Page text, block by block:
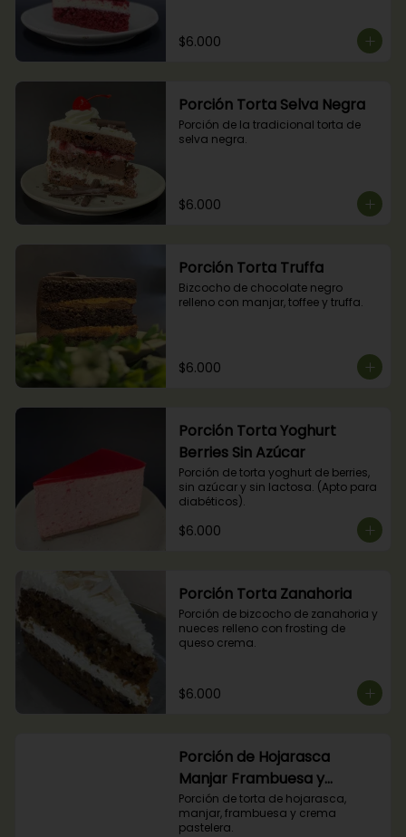
$6.000
Porción Torta Selva Negra
Porción de la tradicional torta de
selva negra.
$6.000
Porción Torta Truffa
Bizcocho de chocolate negro
relleno con manjar, toffee y truffa.
$6.000
Porción Torta Yoghurt
Berries Sin Azúcar
Porción de torta yoghurt de berries,
sin azúcar y sin lactosa. (Apto para
diabéticos).
$6.000
Porción Torta Zanahoria
Porción de bizcocho de zanahoria y
nueces relleno con frosting de
queso crema.
$6.000
Porción de Hojarasca
Manjar Frambuesa y
Crema Pastelera
Porción de torta de hojarasca,
manjar, frambuesa y crema
pastelera.